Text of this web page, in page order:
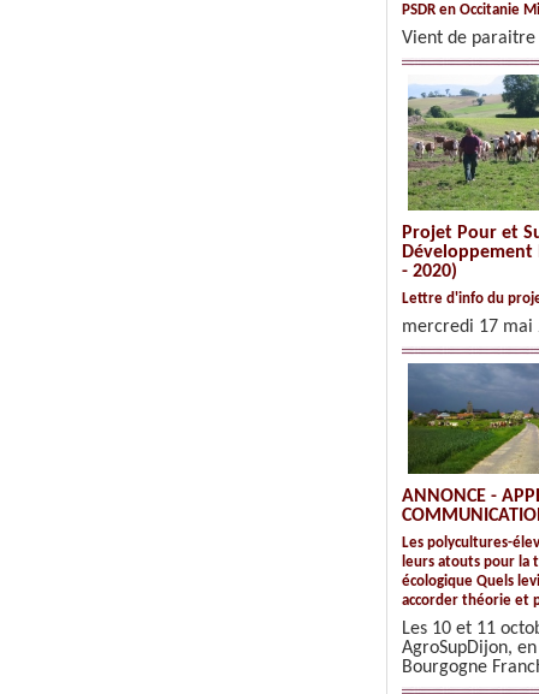
PSDR en Occitanie
Vient de paraitre
Projet Pour et
Développement
- 2020)
Lettre d'info du
mercredi 17 mai
ANNONCE -
Les polycultures-
leurs atouts pour la
écologique Quels
accorder théorie et
Les 10 et 11
AgroSupDijon,
Bourgogne